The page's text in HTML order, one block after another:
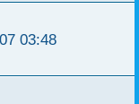
03:48